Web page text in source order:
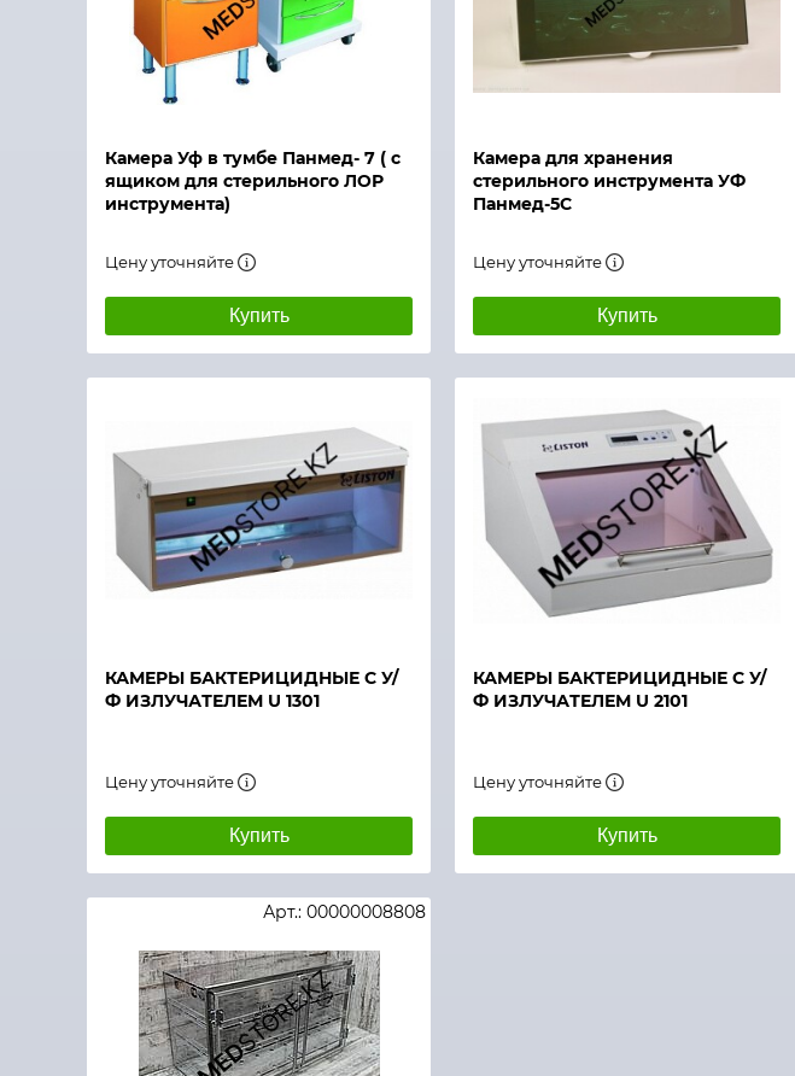
Камера Уф в тумбе Панмед- 7 ( с
ящиком для стерильного ЛОР
инструмента)
Цену уточняйте
Купить
Быстрый просмотр
Камера для хранения
стерильного инструмента УФ
Панмед-5С
Цену уточняйте
Купить
КАМЕРЫ БАКТЕРИЦИДНЫЕ С У/
Ф ИЗЛУЧАТЕЛЕМ U 1301
Цену уточняйте
Купить
КАМЕРЫ БАКТЕРИЦИДНЫЕ С У/
Ф ИЗЛУЧАТЕЛЕМ U 2101
Цену уточняйте
Купить
Быстрый просмотр
Арт.: 00000008808